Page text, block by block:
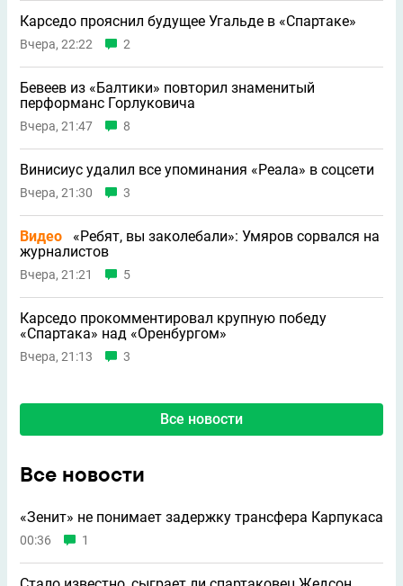
Карседо прояснил будущее Угальде в «Спартаке»
Вчера, 22:22 2
Бевеев из «Балтики» повторил знаменитый
перформанс Горлуковича
Вчера, 21:47 8
Винисиус удалил все упоминания «Реала» в соцсети
Вчера, 21:30 3
Видео
«Ребят, вы заколебали»: Умяров сорвался на
журналистов
Вчера, 21:21 5
Карседо прокомментировал крупную победу
«Спартака» над «Оренбургом»
Вчера, 21:13 3
Все новости
Все новости
«Зенит» не понимает задержку трансфера Карпукаса
00:36 1